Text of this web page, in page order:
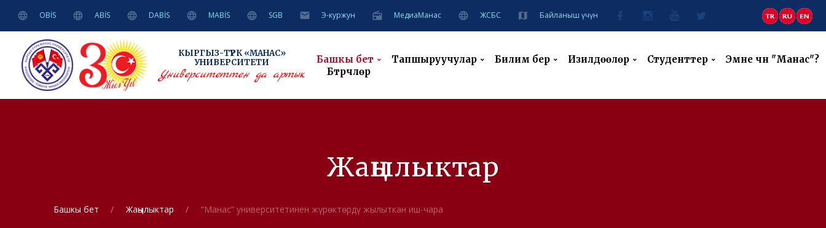
OBİS ABİS DABİS MABİS SGB Э-куржун MeдиаМанас ЖСБС Байланыш үчүн
КЫРГЫЗ-ТҮРК «МАНАС»
УНИВЕРСИТЕТИ
Университеттен да артык
Башкы бет Тапшыруучулар Билим берүү Изилдөөлөр Студенттер
Эмне үчүн "Манас"?
Бүтүрүүчүлөр
Жаңылыктар
Башкы бет Жаңылыктар “Манас” университетинен жүрөктөрдү жылыткан иш-чара